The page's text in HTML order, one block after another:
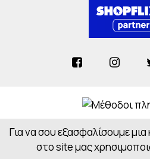
Anosiapharmacy © 2026 -
Powered by
Για να σου εξασφαλίσουμε
στο site μας